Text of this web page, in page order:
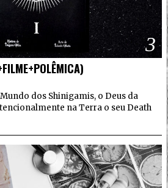
3
dos Shinigamis, o Deus da
na Terra o seu Death